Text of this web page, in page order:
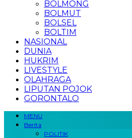
BOLMONG
BOLMUT
BOLSEL
BOLTIM
NASIONAL
DUNIA
HUKRIM
LIVESTYLE
OLAHRAGA
LIPUTAN POJOK
GORONTALO
MENU
Berita
POLITIK